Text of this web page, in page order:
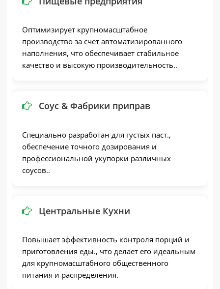
Оптимизирует крупномасштабное
производство за счет автоматизированного
наполнения, что обеспечивает стабильное
качество и высокую производительность..
Соус & Фабрики приправ
Специально разработан для густых паст.,
обеспечение точного дозирования и
профессиональной укупорки различных
соусов..
Центральные Кухни
Повышает эффективность контроля порций и
приготовления еды., что делает его идеальным
для крупномасштабного общественного
питания и распределения.